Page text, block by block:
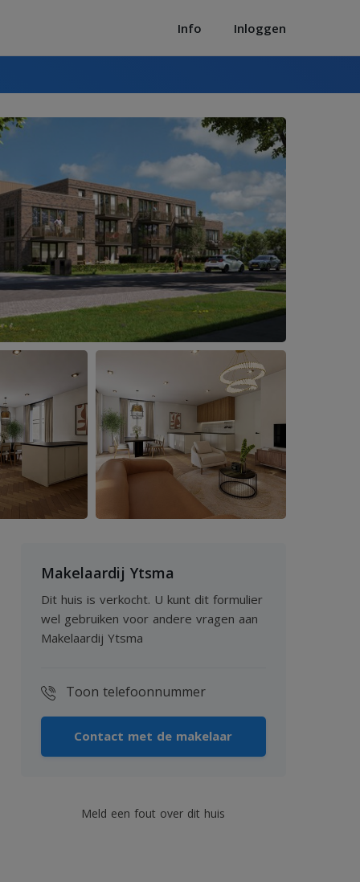
Info Inloggen
Makelaardij Ytsma
Dit huis is verkocht. U kunt dit formulier
wel gebruiken voor andere vragen aan
Makelaardij Ytsma
Toon telefoonnummer
Contact met de makelaar
Meld een fout over dit huis